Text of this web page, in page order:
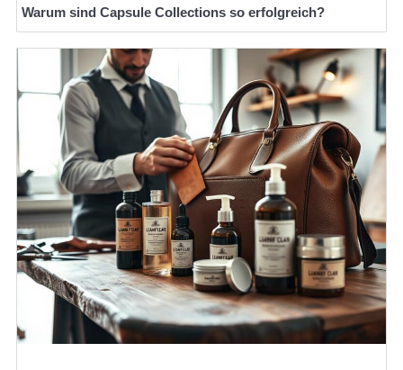
Warum sind Capsule Collections so erfolgreich?